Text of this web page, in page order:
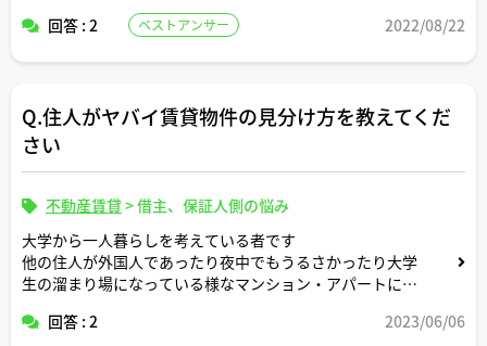
たりしますか？
回答 : 2 ベストアンサー 2022/08/22
Q.住人がヤバイ賃貸物件の見分け方を教えてくだ
さい
不動産賃貸 >借主、保証人側の悩み
大学から一人暮らしを考えている者です
他の住人が外国人であったり夜中でもうるさかったり大学
生の溜まり場になっている様なマンション・アパートに住
事前に見分ける方法などありますでしょうか？
回答 : 2 2023/06/06